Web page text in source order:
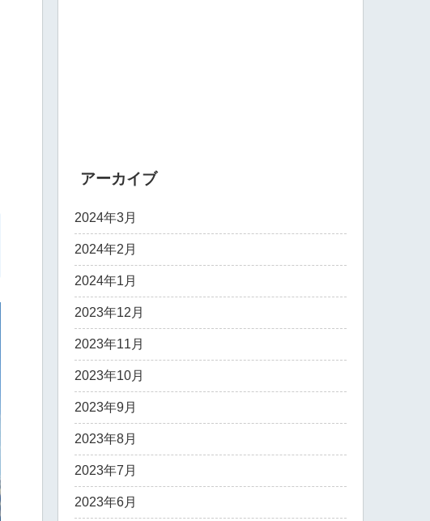
アーカイブ
2024年3月
2024年2月
2024年1月
2023年12月
2023年11月
2023年10月
2023年9月
2023年8月
2023年7月
2023年6月